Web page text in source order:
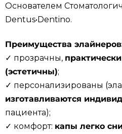
Основателем
Dentus•Dentino.
Преимущества
✓ прозрачны,
(эстетичны);
✓ персонализированы
изготавливаются
пациента);
✓ комфорт: капы легко